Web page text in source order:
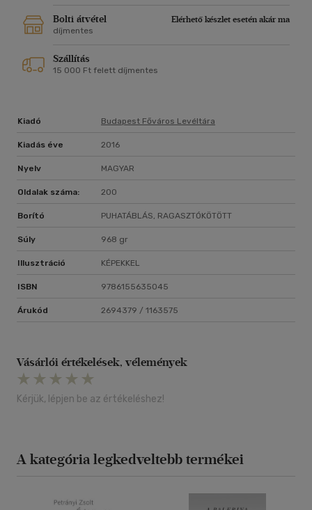
Bolti átvétel
Elérhető készlet esetén akár ma
díjmentes
Szállítás
15 000 Ft felett díjmentes
Kiadó Budapest Főváros Levéltára
Kiadás éve 2016
Nyelv MAGYAR
Oldalak száma: 200
Borító PUHATÁBLÁS, RAGASZTÓKÖTÖTT
Súly 968 gr
Illusztráció KÉPEKKEL
ISBN 9786155635045
Árukód 2694379 / 1163575
Vásárlói értékelések, vélemények
Kérjük, lépjen be az értékeléshez!
A kategória legkedveltebb termékei